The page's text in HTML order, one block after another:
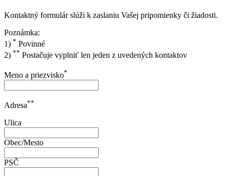
Kontaktný formulár slúži k zaslaniu Vašej pripomienky či žiadosti.
Poznámka:
1) * Povinné
2) ** Postačuje vyplniť len jeden z uvedených kontaktov
Meno a priezvisko*
Adresa**
Ulica
Obec/Mesto
PSČ